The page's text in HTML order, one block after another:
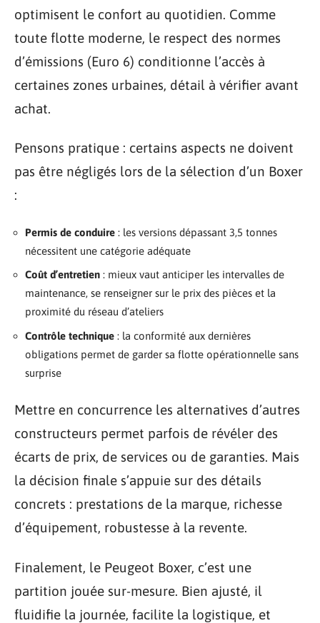
optimisent le confort au quotidien. Comme
toute flotte moderne, le respect des normes
d’émissions (Euro 6) conditionne l’accès à
certaines zones urbaines, détail à vérifier avant
achat.
Pensons pratique : certains aspects ne doivent
pas être négligés lors de la sélection d’un Boxer
:
Permis de conduire : les versions dépassant 3,5 tonnes
nécessitent une catégorie adéquate
Coût d’entretien : mieux vaut anticiper les intervalles de
maintenance, se renseigner sur le prix des pièces et la
proximité du réseau d’ateliers
Contrôle technique : la conformité aux dernières
obligations permet de garder sa flotte opérationnelle sans
surprise
Mettre en concurrence les alternatives d’autres
constructeurs permet parfois de révéler des
écarts de prix, de services ou de garanties. Mais
la décision finale s’appuie sur des détails
concrets : prestations de la marque, richesse
d’équipement, robustesse à la revente.
Finalement, le Peugeot Boxer, c’est une
partition jouée sur-mesure. Bien ajusté, il
fluidifie la journée, facilite la logistique, et